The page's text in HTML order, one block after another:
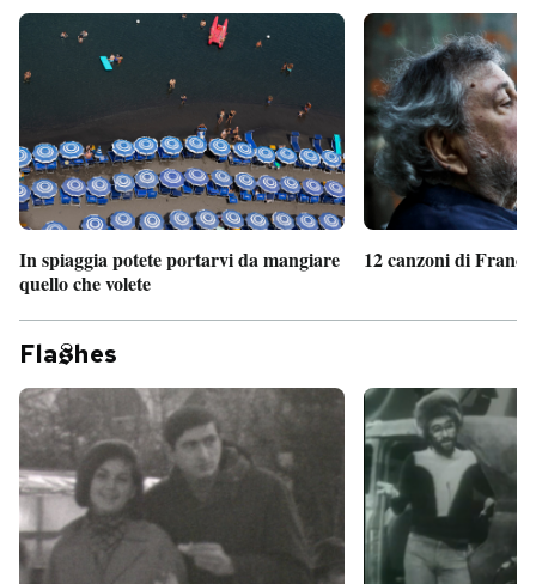
In spiaggia potete portarvi da mangiare
quello che volete
12 canzoni di
Fla hes